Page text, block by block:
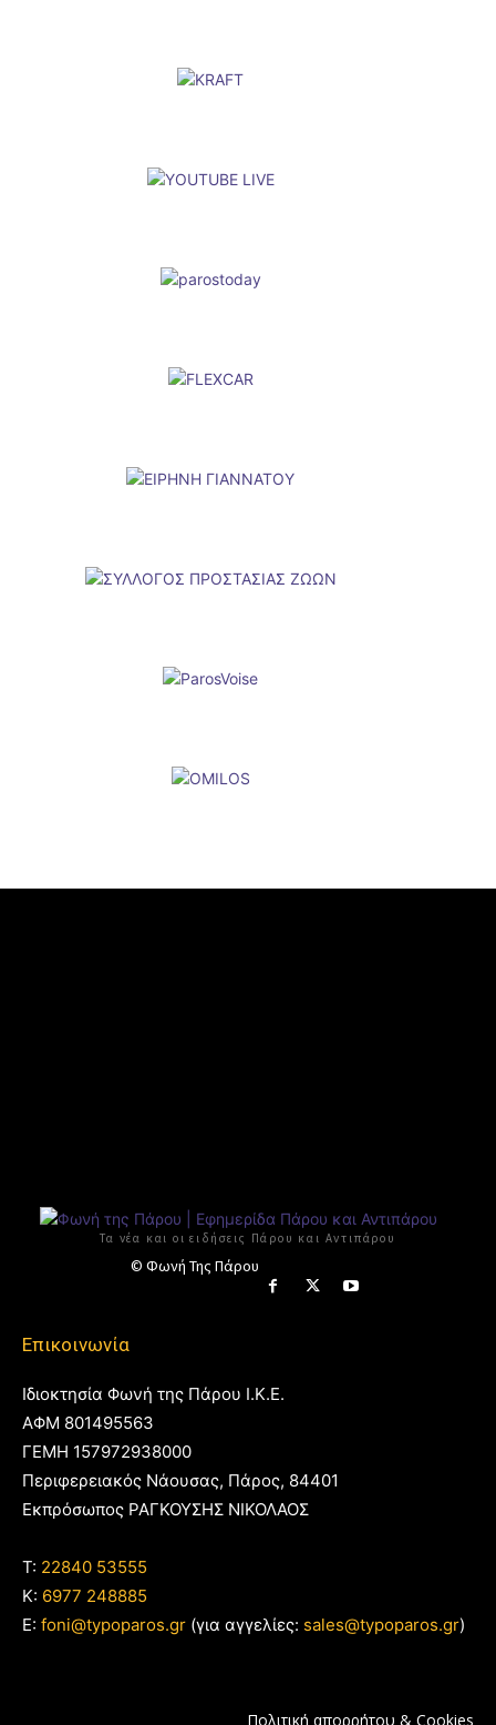
Τα νέα και οι ειδήσεις Πάρου και Αντιπάρου
© Φωνή Της Πάρου
Επικοινωνία
Ιδιοκτησία Φωνή της Πάρου Ι.Κ.Ε.
ΑΦΜ 801495563
ΓΕΜΗ 157972938000
Περιφερειακός Νάουσας, Πάρος, 84401
Εκπρόσωπος ΡΑΓΚΟΥΣΗΣ ΝΙΚΟΛΑΟΣ
T: 22840 53555
Κ: 6977 248885
E: foni@typoparos.gr (για αγγελίες: sales@typoparos.gr)
Πολιτική απορρήτου & Cookies